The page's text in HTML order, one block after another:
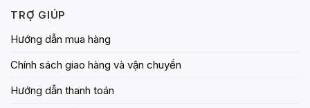
TRỢ GIÚP
Hướng dẫn mua hàng
Chính sách giao hàng và vận chuyển
Hướng dẫn thanh toán